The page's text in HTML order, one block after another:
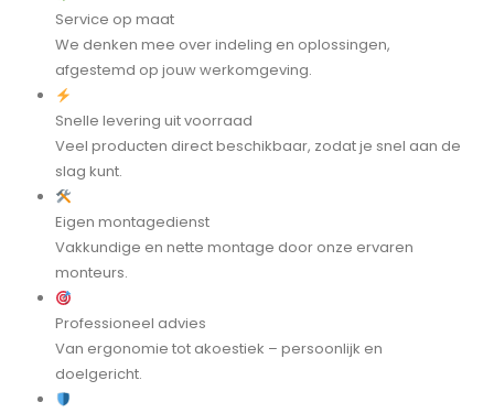
Service op maat
We denken mee over indeling en oplossingen,
afgestemd op jouw werkomgeving.
Snelle levering uit voorraad
Veel producten direct beschikbaar, zodat je snel aan de
slag kunt.
Eigen montagedienst
Vakkundige en nette montage door onze ervaren
monteurs.
Professioneel advies
Van ergonomie tot akoestiek – persoonlijk en
doelgericht.